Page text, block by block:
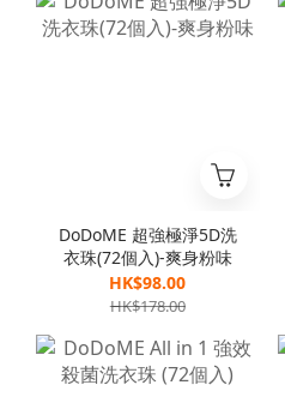
DoDoME 超強極淨5D洗
衣珠(72個入)-爽身粉味
HK$98.00
HK$178.00